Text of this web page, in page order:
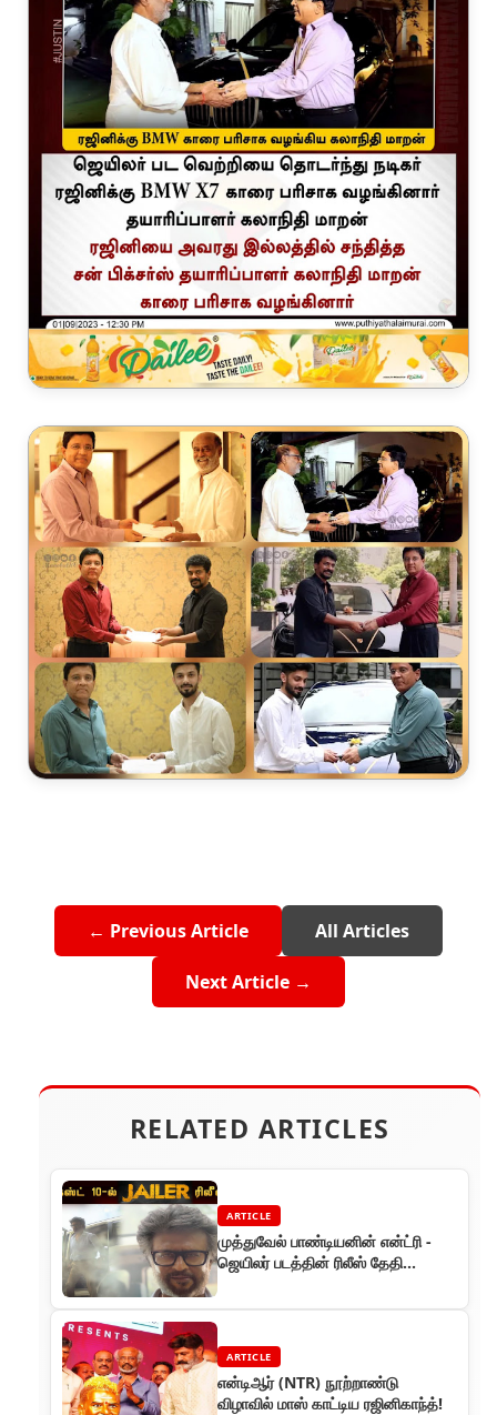
← Previous Article All Articles
Next Article →
RELATED ARTICLES
ARTICLE
முத்துவேல் பாண்டியனின் என்ட்ரி -
ஜெயிலர் படத்தின் ரிலீஸ் தேதி
ARTICLE
என்டிஆர் (NTR) நூற்றாண்டு
விழாவில் மாஸ் காட்டிய ரஜினிகாந்த்!